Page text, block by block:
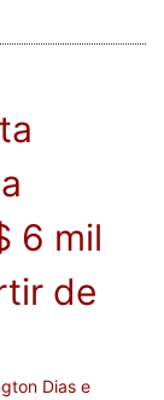
6 mil
de
Dias e